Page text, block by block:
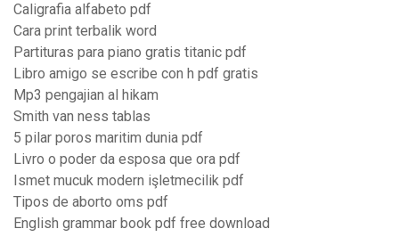
Caligrafia alfabeto pdf
Cara print terbalik word
Partituras para piano gratis titanic pdf
Libro amigo se escribe con h pdf gratis
Mp3 pengajian al hikam
Smith van ness tablas
5 pilar poros maritim dunia pdf
Livro o poder da esposa que ora pdf
Ismet mucuk modern işletmecilik pdf
Tipos de aborto oms pdf
English grammar book pdf free download